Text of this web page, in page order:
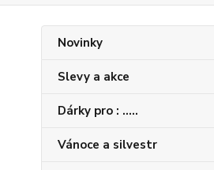
Novinky
Slevy a akce
Dárky pro : .....
Vánoce a silvestr